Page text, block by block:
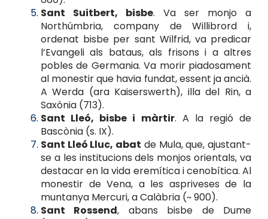
Sant Suitbert, bisbe. Va ser monjo a
Northúmbria, company de Willibrord i,
ordenat bisbe per sant Wilfrid, va predicar
l’Evangeli als bataus, als frisons i a altres
pobles de Germania. Va morir piadosament
al monestir que havia fundat, essent ja ancià.
A Werda (ara Kaiserswerth), illa del Rin, a
Saxònia (713).
Sant Lleó, bisbe i màrtir. A la regió de
Bascònia (s. IX).
Sant Lleó Lluc, abat de Mula, que, ajustant-
se a les institucions dels monjos orientals, va
destacar en la vida eremítica i cenobítica. Al
monestir de Vena, a les aspriveses de la
muntanya Mercuri, a Calàbria (~ 900).
Sant Rossend, abans bisbe de Dume